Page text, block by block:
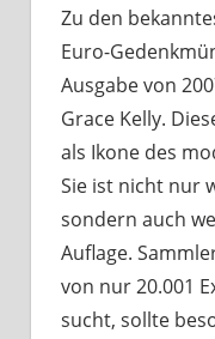
Zu den
Euro-
Ausgabe von
Grace Kelly.
als Ikone des
Sie ist nicht nur
sondern auch
Auflage.
von nur 20.001
sucht, sollte